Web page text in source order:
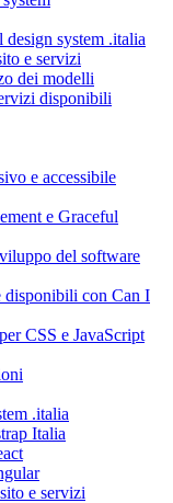
system .italia
e servizi
dei modelli
disponibili
e accessibile
e Graceful
del software
disponibili con Can I
CSS e JavaScript
.italia
Italia
e servizi